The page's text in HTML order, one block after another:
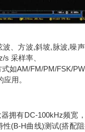
、方波,斜坡,脉波,噪
采样率、
如AM/FM/PM/FSK/
用。
拥有DC-100kHz频宽
(B-H曲线)测试(搭配